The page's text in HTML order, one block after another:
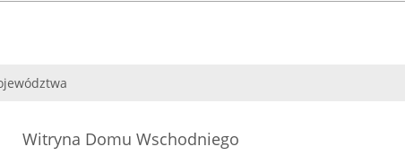
Witryna Domu Wschodniego